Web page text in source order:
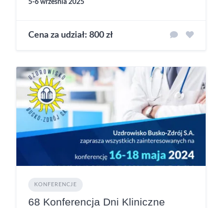
5-6 września 2025
Cena za udział: 800 zł
KONFERENCJE
68 Konferencja Dni Kliniczne